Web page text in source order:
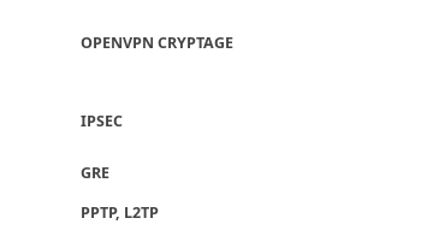
OPENVPN CRYPTAGE
IPSEC
GRE
PPTP, L2TP